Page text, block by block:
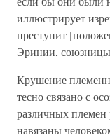
иллюстрирует
преступит
Эринии,
Крушение
тесно связано с
различных
навязаны